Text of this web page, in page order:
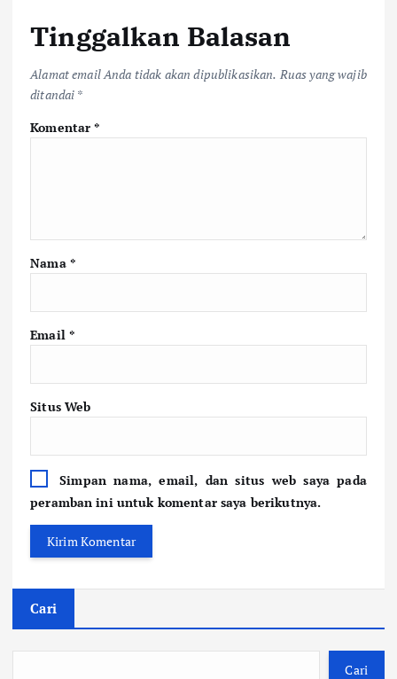
Tinggalkan Balasan
Alamat email Anda tidak akan dipublikasikan. Ruas yang wajib
ditandai *
Komentar*
Nama *
Email *
Situs Web
Simpan nama, email, dan situs web saya pada
peramban ini untuk komentar saya berikutnya.
Cari
Cari